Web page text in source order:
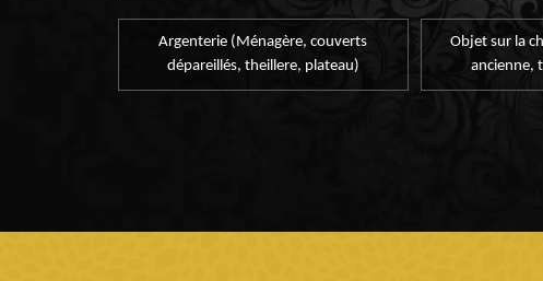
Argenterie (Ménagère, couverts
dépareillés, theillere, plateau)
Objet sur la
ancienne,